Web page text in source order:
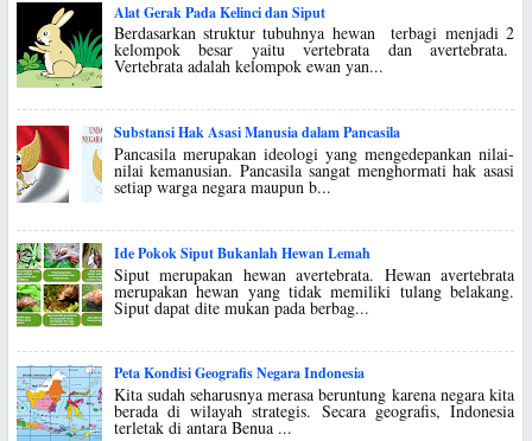
Alat Gerak Pada Kelinci dan Siput
Berdasarkan struktur tubuhnya hewan terbagi menjadi 2
kelompok besar yaitu vertebrata dan avertebrata.
Vertebrata adalah kelompok ewan yan...
Substansi Hak Asasi Manusia dalam Pancasila
Pancasila merupakan ideologi yang mengedepankan nilai-
nilai kemanusian. Pancasila sangat menghormati hak asasi
setiap warga negara maupun b...
Ide Pokok Siput Bukanlah Hewan Lemah
Siput merupakan hewan avertebrata. Hewan avertebrata
merupakan hewan yang tidak memiliki tulang belakang.
Siput dapat dite mukan pada berbag...
Peta Kondisi Geografis Negara Indonesia
Kita sudah seharusnya merasa beruntung karena negara kita
berada di wilayah strategis. Secara geografis, Indonesia
terletak di antara Benua ...